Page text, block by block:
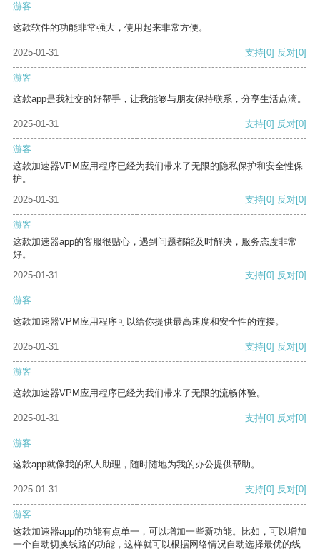
游客
这款软件的功能非常强大，使用起来非常方便。
2025-01-31 支持[0] 反对[0]
游客
这款app是我社交的好帮手，让我能够与朋友保持联系，分享生活点滴。
2025-01-31 支持[0] 反对[0]
游客
这款加速器VPM应用程序已经为我们带来了无限的隐私保护和安全性保
护。
2025-01-31
支持[0] 反对[0]
游客
这款加速器app的客服很贴心，遇到问题都能及时解决，服务态度非常
好。
2025-01-31
支持[0] 反对[0]
游客
这款加速器VPM应用程序可以给你提供最高速度和安全性的连接。
2025-01-31 支持[0] 反对[0]
游客
这款加速器VPM应用程序已经为我们带来了无限的流畅体验。
2025-01-31 支持[0] 反对[0]
游客
这款app就像我的私人助理，随时随地为我的办公提供帮助。
2025-01-31 支持[0] 反对[0]
游客
这款加速器app的功能有点单一，可以增加一些新功能。比如，可以增加
一个自动切换线路的功能，这样就可以根据网络情况自动选择最优的线